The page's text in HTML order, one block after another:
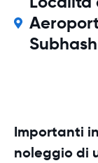
Importanti
noleggio di